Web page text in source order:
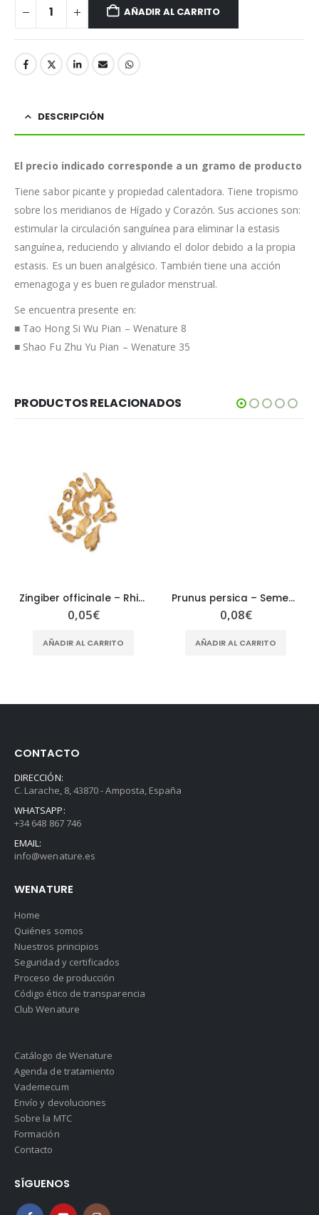
AÑADIR AL CARRITO
DESCRIPCIÓN
El precio indicado corresponde a un gramo de producto
Tiene sabor picante y propiedad calentadora. Tiene tropismo
sobre los meridianos de Hígado y Corazón. Sus acciones son:
estimular la circulación sanguínea para eliminar la estasis
sanguínea, reduciendo y aliviando el dolor debido a la propia
estasis. Es un buen analgésico. También tiene una acción
emenagoga y es buen regulador menstrual.
Se encuentra presente en:
■ Tao Hong Si Wu Pian – Wenature 8
■ Shao Fu Zhu Yu Pian – Wenature 35
PRODUCTOS RELACIONADOS
Zingiber officinale – Rhizoma Zingiberis Officianlis – GAN JIANG
0,05€
AÑADIR AL CARRITO
Prunus persica – Semen Pruni Persicae – TAO REN
0,08€
AÑADIR AL CARRITO
CONTACTO
DIRECCIÓN:
C. Larache, 8, 43870 - Amposta, España
WHATSAPP:
+34 648 867 746
EMAIL:
info@wenature.es
WENATURE
Home
Quiénes somos
Nuestros principios
Seguridad y certificados
Proceso de producción
Código ético de transparencia
Club Wenature
Catálogo de Wenature
Agenda de tratamiento
Vademecum
Envío y devoluciones
Sobre la MTC
Formación
Contacto
SÍGUENOS